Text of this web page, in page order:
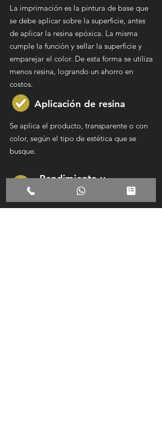
La imprimación es la pintura de base que
se debe aplicar sobre la superficie, antes
de aplicar la resina epóxica. La misma
cumple la función y sellar la superficie y
emparejar el color. De esta forma se utiliza
menos resina, logrando un ahorro en
costos.
Aplicación de resina
Se aplica el producto, transparente o con
color, según el tipo de estética que se
busque.
Rendimientoy
espesor de aplicación